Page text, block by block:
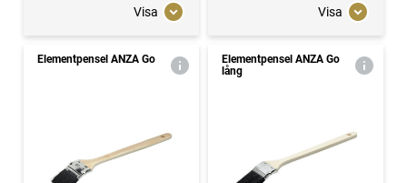
Visa Visa
Elementpensel ANZA Go
Elementpensel ANZA Go
lång